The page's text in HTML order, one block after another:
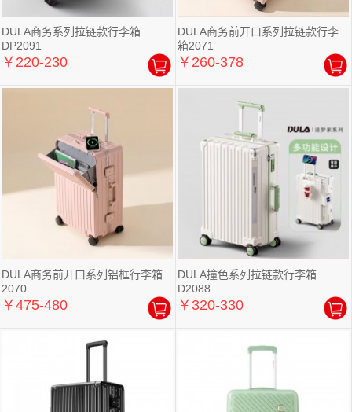
DULA商务系列拉链款行李箱
DP2091
￥220-230
DULA商务前开口系列拉链款行李
箱2071
￥260-378
DULA商务前开口系列铝框行李箱
2070
￥475-480
DULA撞色系列拉链款行李箱
D2088
￥320-330